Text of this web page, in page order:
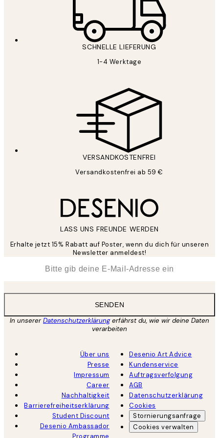
SCHNELLE LIEFERUNG
1-4 Werktage
VERSANDKOSTENFREI
Versandkostenfrei ab 59 €
LASS UNS FREUNDE WERDEN
Erhalte jetzt 15% Rabatt auf Poster, wenn du dich für unseren
Newsletter anmeldest!
SENDEN
In unsererDatenschutzerklärungerfährst du, wie wir deine Daten
verarbeiten
Über uns
Presse
Impressum
Career
Nachhaltigkeit
Barrierefreiheitserklärung
Student Discount
Desenio Ambassador
Programme
Desenio Art Advice
Kundenservice
Auftragsverfolgung
AGB
Datenschutzerklärung
Cookies
Stornierungsanfrage
Cookies verwalten